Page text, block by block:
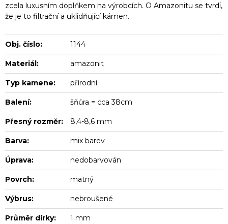
zcela luxusním doplňkem na výrobcích. O Amazonitu se tvrdí,
že je to filtrační a uklidňující kámen.
Obj. číslo: 1144
Materiál: amazonit
Typ kamene: přírodní
Balení: šňůra = cca 38cm
Přesný rozměr: 8,4-8,6 mm
Barva: mix barev
Úprava: nedobarvován
Povrch: matný
Výbrus: nebroušené
Průměr dírky: 1 mm